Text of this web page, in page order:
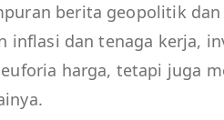
berita geopolitik
inflasi dan tenaga kerja,
harga, tetapi juga